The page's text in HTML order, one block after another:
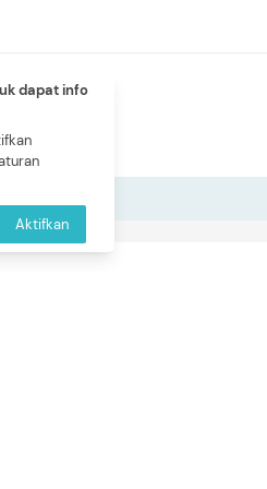
dapat info
Aktifkan